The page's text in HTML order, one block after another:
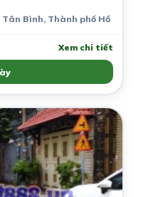
Bình, Thành phố Hồ Chí Minh,
Xem chi tiết